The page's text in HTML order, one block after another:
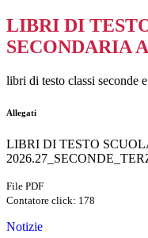
LIBRI DI
SECONDARIA
libri di testo classi seconde
Allegati
LIBRI DI TESTO
File PDF
Contatore click: 178
Notizie